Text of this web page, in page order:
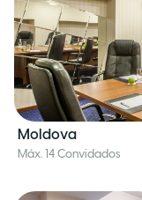
Moldova
Máx. 14 Convidados